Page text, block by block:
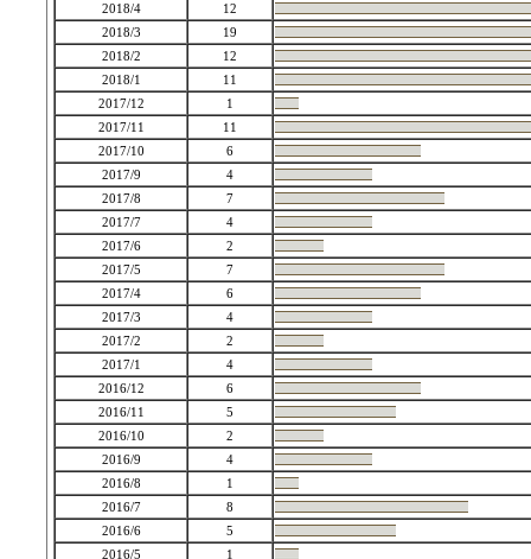
2018/4
12
2018/3
19
2018/2
12
2018/1
11
2017/12
1
2017/11
11
2017/10
6
2017/9
4
2017/8
7
2017/7
4
2017/6
2
2017/5
7
2017/4
6
2017/3
4
2017/2
2
2017/1
4
2016/12
6
2016/11
5
2016/10
2
2016/9
4
2016/8
1
2016/7
8
2016/6
5
2016/5
1